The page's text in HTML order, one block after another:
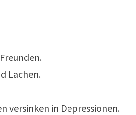
Lachen.
versinken in Depressionen.